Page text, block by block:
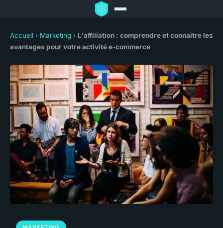
Accueil › Marketing › L'affiliation : comprendre et connaitre les
avantages pour votre activité e-commerce